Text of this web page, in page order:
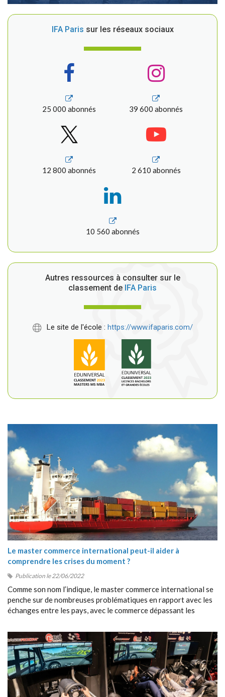
IFA Paris sur les réseaux sociaux
25 000 abonnés 39 600 abonnés
12 800 abonnés 2 610 abonnés
10 560 abonnés
Autres ressources à consulter sur le
classement de IFA Paris
Le site de l'école : https://www.ifaparis.com/
Le master commerce international peut-il aider à
comprendre les crises du moment ?
Publication le 22/06/2022
Comme son nom l’indique, le master commerce international se
penche sur de nombreuses problématiques en rapport avec les
échanges entre les pays, avec le commerce dépassant les